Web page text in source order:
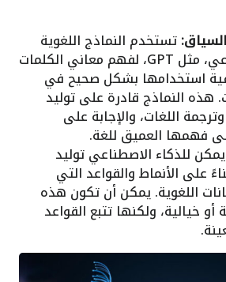
تستخدم النماذج اللغوية
للذكاء الاصطناعي، مثل GPT، لفهم معاني الكلمات
استخدامها بشكل صحيح في
هذه النماذج قادرة على توليد
اللغات، والإجابة على
فهمها العميق للغة.
يمكن للذكاء الاصطناعي توليد
على الأنماط والقواعد التي
اللغوية. يمكن أن تكون هذه
خيالية، ولكنها تتبع القواعد